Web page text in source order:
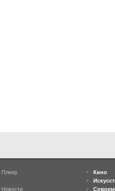
Плеер
Новости
Кино